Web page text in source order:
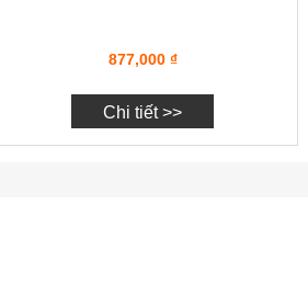
877,000 ₫
Chi tiết >>